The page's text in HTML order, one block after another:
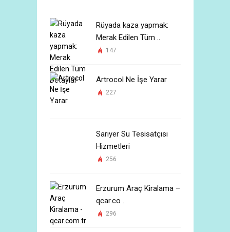
Rüyada kaza yapmak:
Merak Edilen Tüm ..
147
Artrocol Ne İşe Yarar
227
Sarıyer Su Tesisatçısı
Hizmetleri
256
Erzurum Araç Kiralama –
qcar.co ..
296